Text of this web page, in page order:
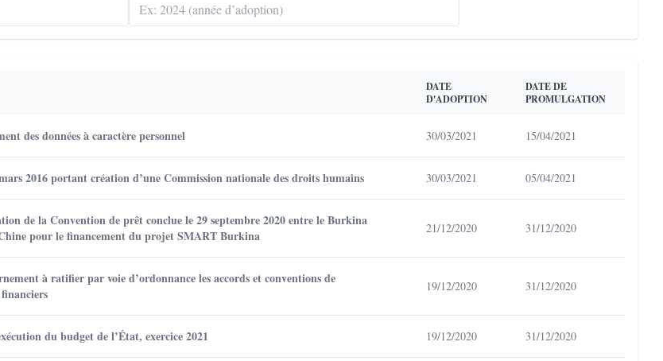
DATE
D'ADOPTION
DATE DE
PROMULGATION
des données à caractère personnel 30/03/2021 15/04/2021
2016 portant création d’une Commission nationale des droits humains 30/03/2021 05/04/2021
de la Convention de prêt conclue le 29 septembre 2020 entre le Burkina
pour le financement du projet SMART Burkina
21/12/2020 31/12/2020
à ratifier par voie d’ordonnance les accords et conventions de
19/12/2020 31/12/2020
du budget de l’État, exercice 2021 19/12/2020 31/12/2020